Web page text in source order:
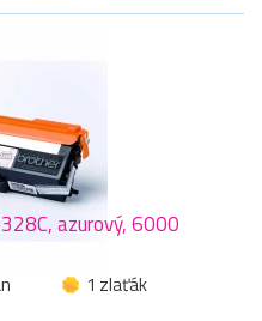
azurový, 6000
1 zlaťák